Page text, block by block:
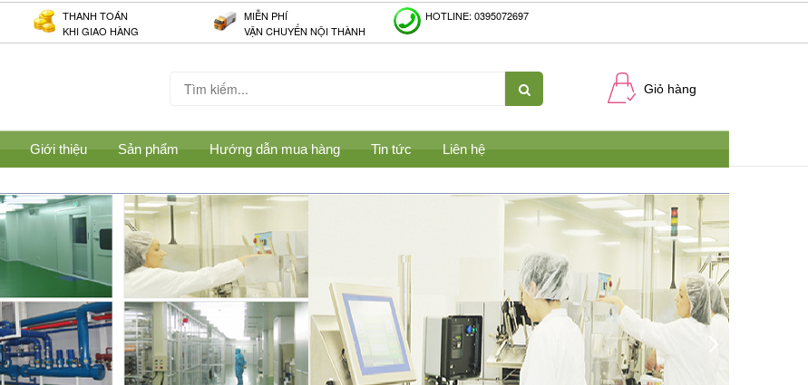
THANH TOÁN
KHI GIAO HÀNG
MIỄN PHÍ
VẬN CHUYỂN NỘI THÀNH
HOTLINE: 0395072697
Giỏ hàng
Giới thiệu Sản phẩm Hướng dẫn mua hàng Tin tức Liên hệ